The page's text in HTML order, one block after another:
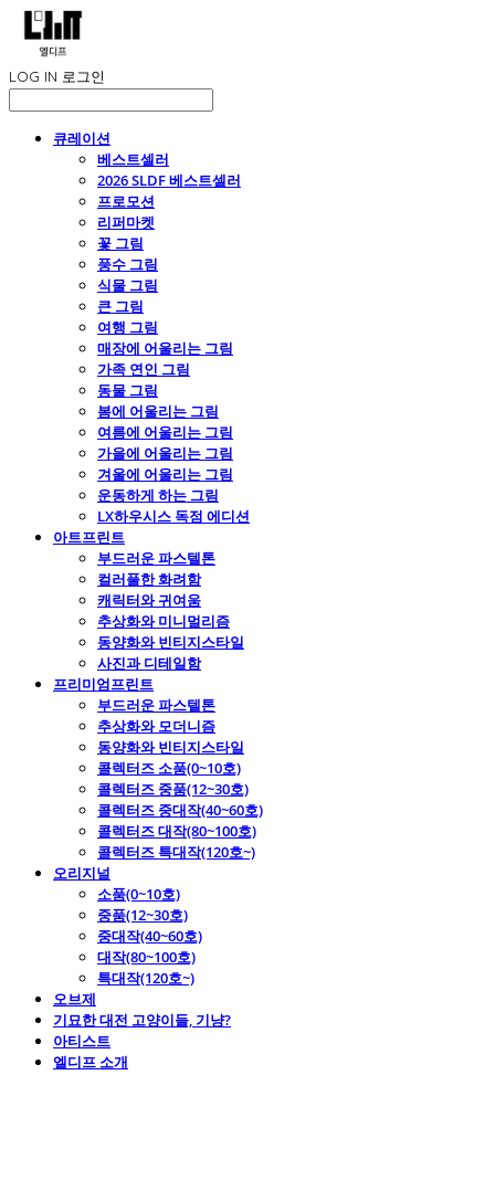
LOG IN 로그인
큐레이션
베스트셀러
2026 SLDF 베스트셀러
프로모션
리퍼마켓
꽃 그림
풍수 그림
식물 그림
큰 그림
여행 그림
매장에 어울리는 그림
가족 연인 그림
동물 그림
봄에 어울리는 그림
여름에 어울리는 그림
가을에 어울리는 그림
겨울에 어울리는 그림
운동하게 하는 그림
LX하우시스 독점 에디션
아트프린트
부드러운 파스텔톤
컬러풀한 화려함
캐릭터와 귀여움
추상화와 미니멀리즘
동양화와 빈티지스타일
사진과 디테일함
프리미엄프린트
부드러운 파스텔톤
추상화와 모더니즘
동양화와 빈티지스타일
콜렉터즈 소품(0~10호)
콜렉터즈 중품(12~30호)
콜렉터즈 중대작(40~60호)
콜렉터즈 대작(80~100호)
콜렉터즈 특대작(120호~)
오리지널
소품(0~10호)
중품(12~30호)
중대작(40~60호)
대작(80~100호)
특대작(120호~)
오브제
기묘한 대전 고양이들, 기냥?
아티스트
엘디프 소개